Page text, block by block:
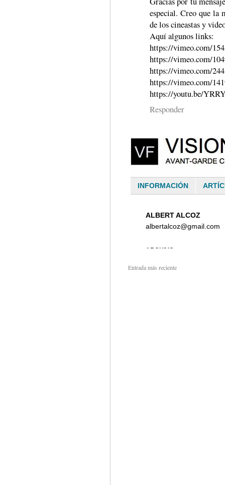
especial. Creo que la
de los cineastas y
Aquí algunos links:
https://vimeo.com/
https://vimeo.com/
https://vimeo.com/
https://vimeo.com/
https://youtu.be/
Responder
Entrada más reciente